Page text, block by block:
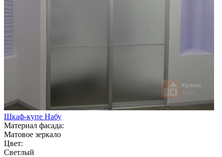
Шкаф-купе Набу
Материал фасада:
Матовое зеркало
Цвет:
Светлый